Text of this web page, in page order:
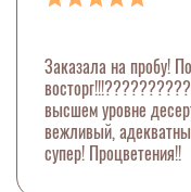
Заказала на пробу!
высшем уровне
вежливый,
супер! Процветения!!